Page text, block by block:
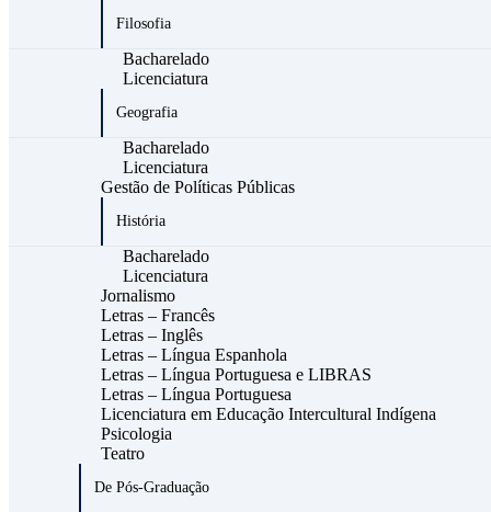
Filosofia
Bacharelado
Licenciatura
Geografia
Bacharelado
Licenciatura
Gestão de Políticas Públicas
História
Bacharelado
Licenciatura
Jornalismo
Letras – Francês
Letras – Inglês
Letras – Língua Espanhola
Letras – Língua Portuguesa e LIBRAS
Letras – Língua Portuguesa
Licenciatura em Educação Intercultural Indígena
Psicologia
Teatro
De Pós-Graduação